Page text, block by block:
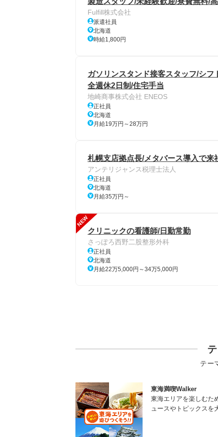
Fulfill株式会社
派遣社員
北海道
時給1,800円
ガソリンスタンド接客スタッフ/シ
全週休2日制/住宅手当
地崎商事株式会社 ENEOS
正社員
北海道
月給19万円～28万円
札幌支店拠点長/メタバース導入で
アンテリジャンス税理士法人
正社員
北海道
月給35万円～
NEW
クリニックの看護師/日勤常勤
さっぽろ西野二股整形外科
正社員
北海道
月給22万5,000円～34万5,000円
テー
東海満喫Walker
東海エリアを楽しむた
ュースやトピックスを